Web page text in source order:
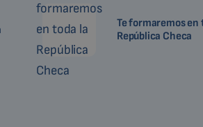
Te formaremos en
República Checa